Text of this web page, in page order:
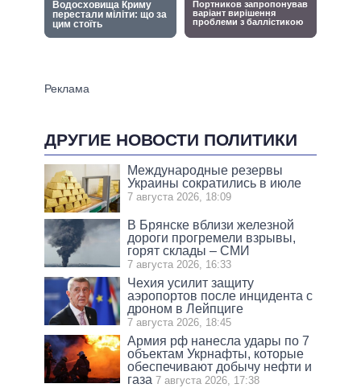
ДРУГИЕ НОВОСТИ ПОЛИТИКИ
Международные резервы
Украины сократились в июле
7 августа 2026, 18:09
В Брянске вблизи железной
дороги прогремели взрывы,
горят склады – СМИ
7 августа 2026, 16:33
Чехия усилит защиту
аэропортов после инцидента с
дроном в Лейпциге
7 августа 2026, 18:45
Армия рф нанесла удары по 7
объектам Укрнафты, которые
обеспечивают добычу нефти и
газа 7 августа 2026, 17:38